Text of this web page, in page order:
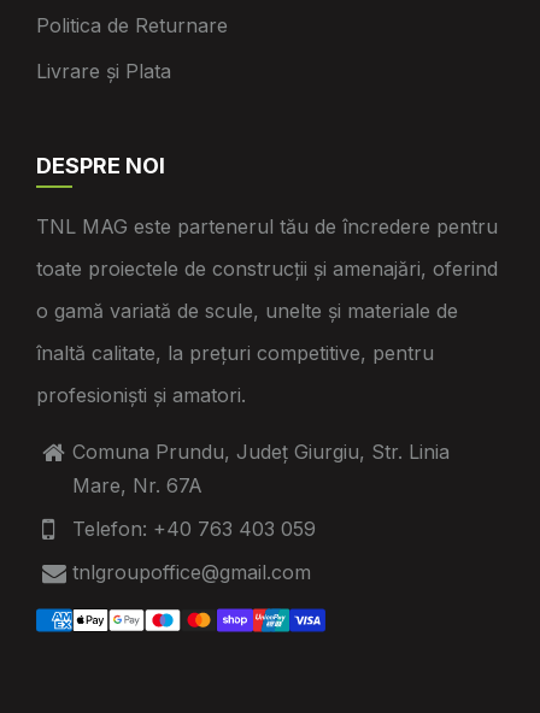
Politica de Returnare
Livrare și Plata
DESPRE NOI
TNL MAG este partenerul tău de încredere pentru
toate proiectele de construcții și amenajări, oferind
o gamă variată de scule, unelte și materiale de
înaltă calitate, la prețuri competitive, pentru
profesioniști și amatori.
Comuna Prundu, Județ Giurgiu, Str. Linia
Mare, Nr. 67A
Telefon: +40 763 403 059
tnlgroupoffice@gmail.com